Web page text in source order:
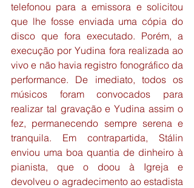
telefonou para a emissora e solicitou
que lhe fosse enviada uma cópia do
disco que fora executado. Porém, a
execução por Yudina fora realizada ao
vivo e não havia registro fonográfico da
performance. De imediato, todos os
músicos foram convocados para
realizar tal gravação e Yudina assim o
fez, permanecendo sempre serena e
tranquila. Em contrapartida, Stálin
enviou uma boa quantia de dinheiro à
pianista, que o doou à Igreja e
devolveu o agradecimento ao estadista